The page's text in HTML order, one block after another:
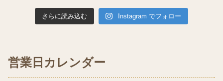
さらに読み込む Instagram でフォロー
営業日カレンダー